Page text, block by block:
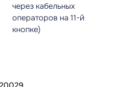
через кабельных
операторов на 11-й
кнопке)